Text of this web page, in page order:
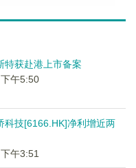
特获赴港上市备案
午5:50
科技[6166.HK]净利增近两
午3:51